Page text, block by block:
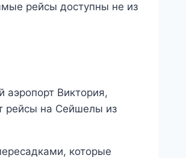
рейсы доступны не из
Виктория,
рейсы на Сейшелы из
которые